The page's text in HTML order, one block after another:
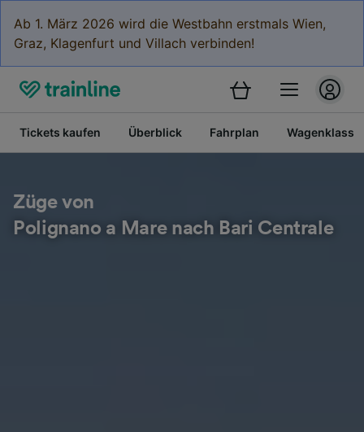
Ab 1. März 2026 wird die Westbahn erstmals Wien,
Graz, Klagenfurt und Villach verbinden!
Tickets kaufen Überblick Fahrplan
Züge von
Polignano a Mare nach Bari Centrale